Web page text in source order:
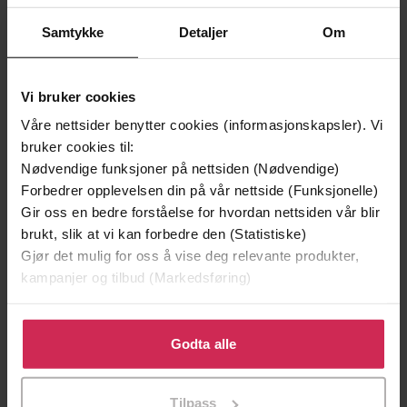
Samtykke Detaljer Om
Vi bruker cookies
Våre nettsider benytter cookies (informasjonskapsler). Vi
bruker cookies til:
Nødvendige funksjoner på nettsiden (Nødvendige)
Forbedrer opplevelsen din på vår nettside (Funksjonelle)
Gir oss en bedre forståelse for hvordan nettsiden vår blir
brukt, slik at vi kan forbedre den (Statistiske)
Gjør det mulig for oss å vise deg relevante produkter,
kampanjer og tilbud (Markedsføring)
Klikk på «Godta alle» for å gi oss ditt samtykke til å
bruke cookies for alle disse formålene. Du kan også
tilpasse ditt samtykke til spesifikke formål ved å klikke
Godta alle
Tilpass
199,-
Minnesota
Jo Nesbø
Utskudd